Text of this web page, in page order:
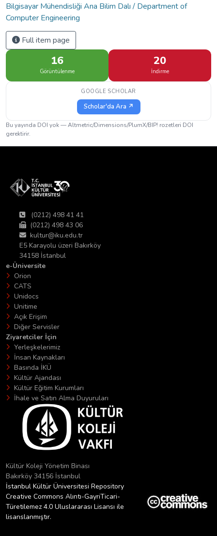
Bilgisayar Mühendisliği Ana Bilim Dalı / Department of
Computer Engineering
Full item page
16
Görüntülenme
20
İndirme
GOOGLE SCHOLAR
Scholar'da Ara ↗
Bu yayında DOI yok — Altmetric/Dimensions/PlumX/BIP! rozetleri DOI
gerektirir.
(0212) 498 41 41
(0212) 498 43 06
kultur@iku.edu.tr
E5 Karayolu üzeri Bakırköy
34158 İstanbul
e-Üniversite
Orion
CATS
Unidocs
Unitime
Açık Erişim
Diğer Servisler
Ziyaretciler İçin
Yerleşkelerimiz
İnsan Kaynakları
Basında İKÜ
Kültür Ajandası
Kültür Eğitim Kurumları
İhale ve Satın Alma Duyuruları
Kültür Koleji Yönetim Binası
Bakırköy 34156 İstanbul
İstanbul Kültür Üniversitesi Repository
Creative Commons Alıntı-GayriTicari-
Türetilemez 4.0 Uluslararası Lisansı ile
lisanslanmıştır.